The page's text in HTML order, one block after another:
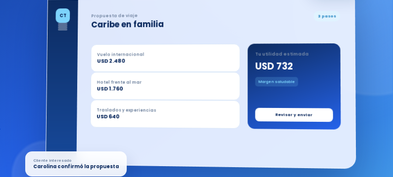
CT Propuesta de viaje
Caribe en familia
3 pasos
Vuelo internacional
USD 2.480
Hotel frente al mar
USD 1.760
Traslados y experiencias
USD 640
Tu utilidad estimada
USD 732
Margen saludable
Revisar y enviar
Cliente interesado
Carolina confirmó la propuesta